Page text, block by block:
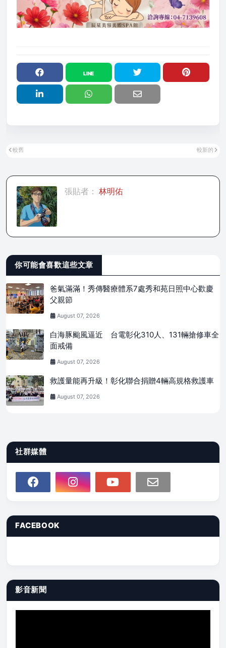
較新的
較舊
張貼者： 林明佑
你可能會喜歡這些文章
爸氣滿滿！秀傳醫療體系7處秀和苑日照中心歡慶
父親節
August 07, 2026
白海豚颱風逼近 台電彰化310人、131輛搶修車全
面戒備
August 07, 2026
救護量能再升級！彰化聯合捐贈4輛高規格救護車
August 07, 2026
社群媒體
FACEBOOK
影音新聞